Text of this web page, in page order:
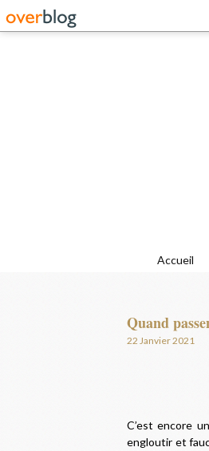
Accueil
Quand
22 Janvier 2021
C’est encore
engloutir et